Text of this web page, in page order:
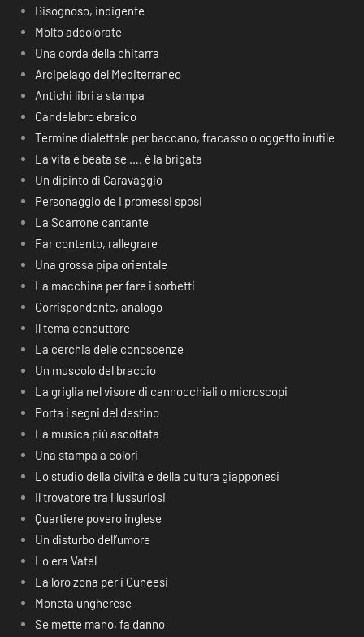
Bisognoso, indigente
Molto addolorate
Una corda della chitarra
Arcipelago del Mediterraneo
Antichi libri a stampa
Candelabro ebraico
Termine dialettale per baccano, fracasso o oggetto inutile
La vita è beata se …. è la brigata
Un dipinto di Caravaggio
Personaggio de I promessi sposi
La Scarrone cantante
Far contento, rallegrare
Una grossa pipa orientale
La macchina per fare i sorbetti
Corrispondente, analogo
Il tema conduttore
La cerchia delle conoscenze
Un muscolo del braccio
La griglia nel visore di cannocchiali o microscopi
Porta i segni del destino
La musica più ascoltata
Una stampa a colori
Lo studio della civiltà e della cultura giapponesi
Il trovatore tra i lussuriosi
Quartiere povero inglese
Un disturbo dell’umore
Lo era Vatel
La loro zona per i Cuneesi
Moneta ungherese
Se mette mano, fa danno